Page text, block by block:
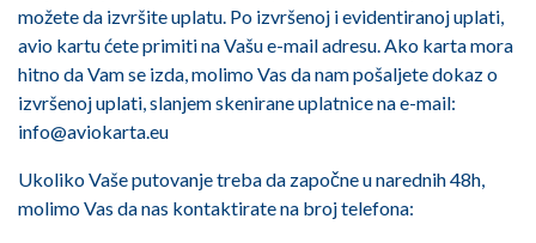
možete da izvršite uplatu. Po izvršenoj i evidentiranoj uplati,
avio kartu ćete primiti na Vašu e-mail adresu. Ako karta mora
hitno da Vam se izda, molimo Vas da nam pošaljete dokaz o
izvršenoj uplati, slanjem skenirane uplatnice na e-mail:
info@aviokarta.eu
Ukoliko Vaše putovanje treba da započne u narednih 48h,
molimo Vas da nas kontaktirate na broj telefona: